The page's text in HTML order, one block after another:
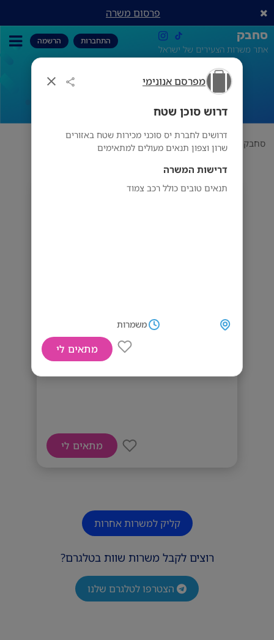
מפרסם אנונימי
דרוש סוכן שטח
דרושים לחברת יס סוכני מכירות שטח באזורים
שרון וצפון תנאים מעולים למתאימים
דרישות המשרה
תנאים טובים כולל רכב צמוד
משמרות
מתאים לי
פרסום משרה
סחבק
אתר משרות הצעירים של ישראל
התחברות הרשמה
דרוש סוכן שטח
סחבק תחום מפרסם אנונימי דרוש סוכן שטח
מתאים לי
קליק למשרות אחרות
רוצים לקבל משרות שוות בטלגרם?
הצטרפו לטלגרם שלנו